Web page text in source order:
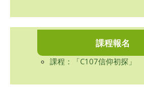
課程報名
課程：「C107信仰初探」